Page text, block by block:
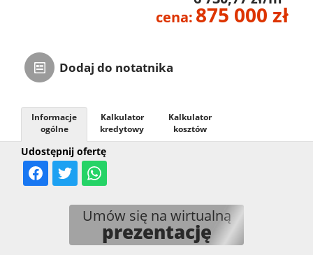
cena: 875 000 zł
Dodaj do notatnika
Udostępnij ofertę
Informacje
ogólne
Kalkulator
kredytowy
Kalkulator
kosztów
Umów się na wirtualną
prezentację